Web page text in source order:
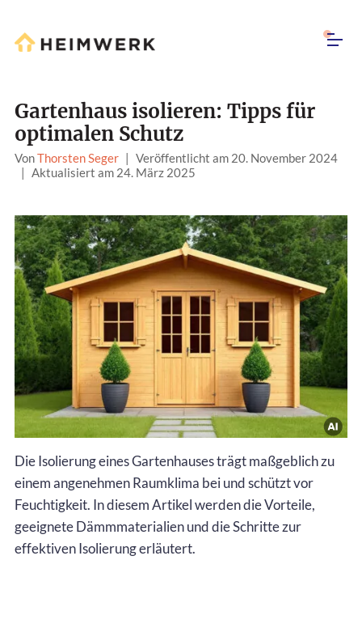
Gartenhaus isolieren: Tipps für
optimalen Schutz
VonThorsten Seger | Veröffentlicht am 20. November 2024
| Aktualisiert am 24. März 2025
Die Isolierung eines Gartenhauses trägt maßgeblich zu
einem angenehmen Raumklima bei und schützt vor
Feuchtigkeit. In diesem Artikel werden die Vorteile,
geeignete Dämmmaterialien und die Schritte zur
effektiven Isolierung erläutert.